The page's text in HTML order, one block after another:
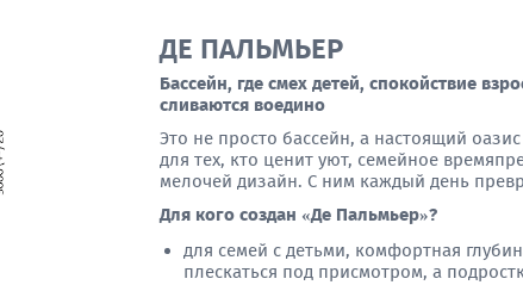
ДЕ ПАЛЬМЬЕР
Бассейн, где смех детей, спокойствие
сливаются воедино
Это не просто бассейн, а настоящий
для тех, кто ценит уют, семейное
мелочей дизайн. С ним каждый день
Для кого создан «Де Пальмьер»?
для семей с детьми, комфортная
плескаться под присмотром, а